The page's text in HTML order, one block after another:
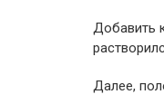
Добавить
Далее,